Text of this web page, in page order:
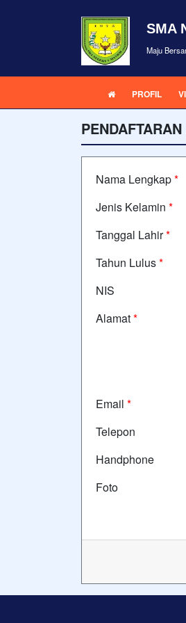
SMA
Maju
PROFIL
Nama Lengkap*
Jenis Kelamin *
Tanggal Lahir*
Tahun Lulus*
NIS
Alamat*
Email *
Telepon
Handphone
Foto